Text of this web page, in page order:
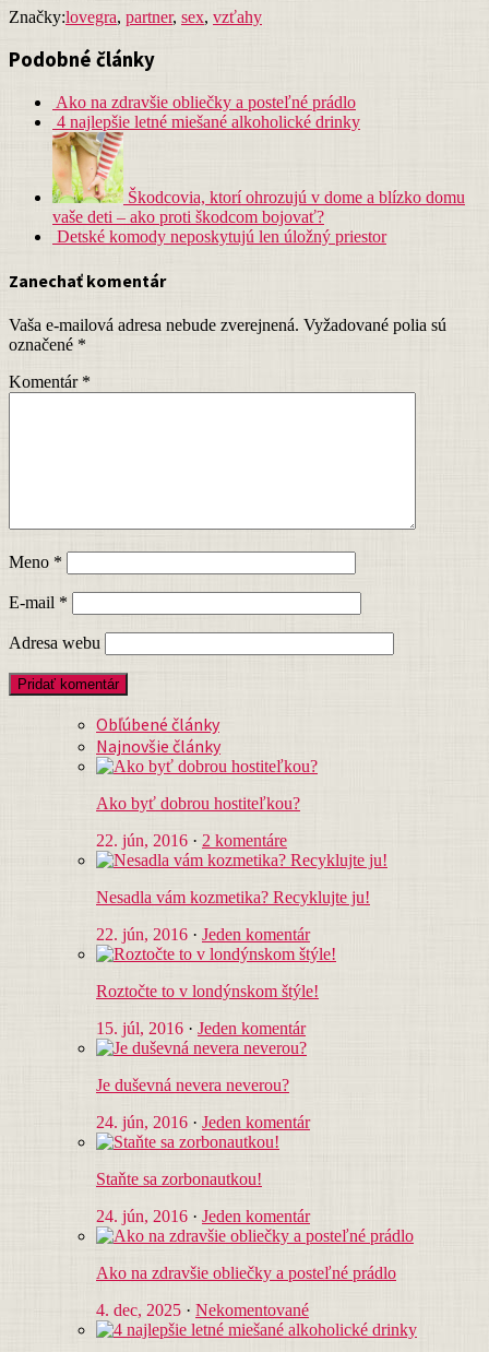
Značky:lovegra, partner, sex, vzťahy
Podobné články
Ako na zdravšie obliečky a posteľné prádlo
4 najlepšie letné miešané alkoholické drinky
Škodcovia, ktorí ohrozujú v dome a blízko domu
vaše deti – ako proti škodcom bojovať?
Detské komody neposkytujú len úložný priestor
Zanechať komentár
Vaša e-mailová adresa nebude zverejnená. Vyžadované polia sú
označené *
Komentár *
Meno *
E-mail *
Adresa webu
Obľúbené články
Najnovšie články
Ako byť dobrou hostiteľkou?
22. jún, 2016 · 2 komentáre
Nesadla vám kozmetika? Recyklujte ju!
22. jún, 2016 · Jeden komentár
Roztočte to v londýnskom štýle!
15. júl, 2016 · Jeden komentár
Je duševná nevera neverou?
24. jún, 2016 · Jeden komentár
Staňte sa zorbonautkou!
24. jún, 2016 · Jeden komentár
Ako na zdravšie obliečky a posteľné prádlo
4. dec, 2025 · Nekomentované